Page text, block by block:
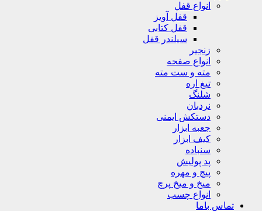
انواع قفل
قفل آویز
قفل کتابی
سیلندر قفل
زنجیر
انواع صفحه
مته و ست مته
تیغ اره
شلنگ
نردبان
دستکش ایمنی
جعبه ابزار
کیف ابزار
سنباده
پد پولیش
پیچ و مهره
میخ و میخ پرچ
انواع چسب
تماس باما